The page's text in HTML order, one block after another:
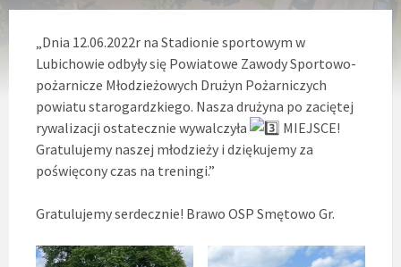
„Dnia 12.06.2022r na Stadionie sportowym w
Lubichowie odbyły się Powiatowe Zawody Sportowo-
pożarnicze Młodzieżowych Drużyn Pożarniczych
powiatu starogardzkiego. Nasza drużyna po zaciętej
rywalizacji ostatecznie wywalczyła
MIEJSCE!
Gratulujemy naszej młodzieży i dziękujemy za
poświęcony czas na treningi.”
Gratulujemy serdecznie! Brawo OSP Smętowo Gr.